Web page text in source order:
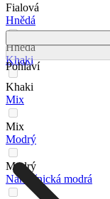
Fialová
Hnědá
Hnědá
Khaki
Khaki
Mix
Mix
Modrý
Modrý
Námořnická modrá
Pohlaví